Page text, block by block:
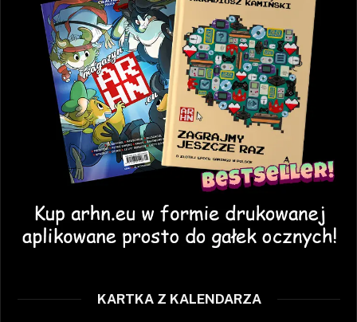
KARTKA Z KALENDARZA